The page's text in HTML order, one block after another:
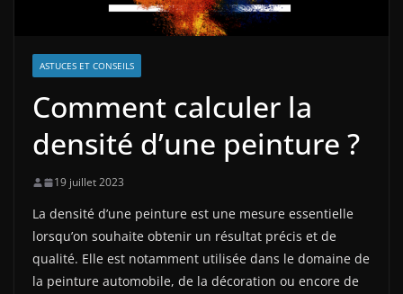
ASTUCES ET CONSEILS
Comment calculer la
densité d’une peinture ?
19 juillet 2023
La densité d’une peinture est une mesure essentielle
lorsqu’on souhaite obtenir un résultat précis et de
qualité. Elle est notamment utilisée dans le domaine de
la peinture automobile, de la décoration ou encore de